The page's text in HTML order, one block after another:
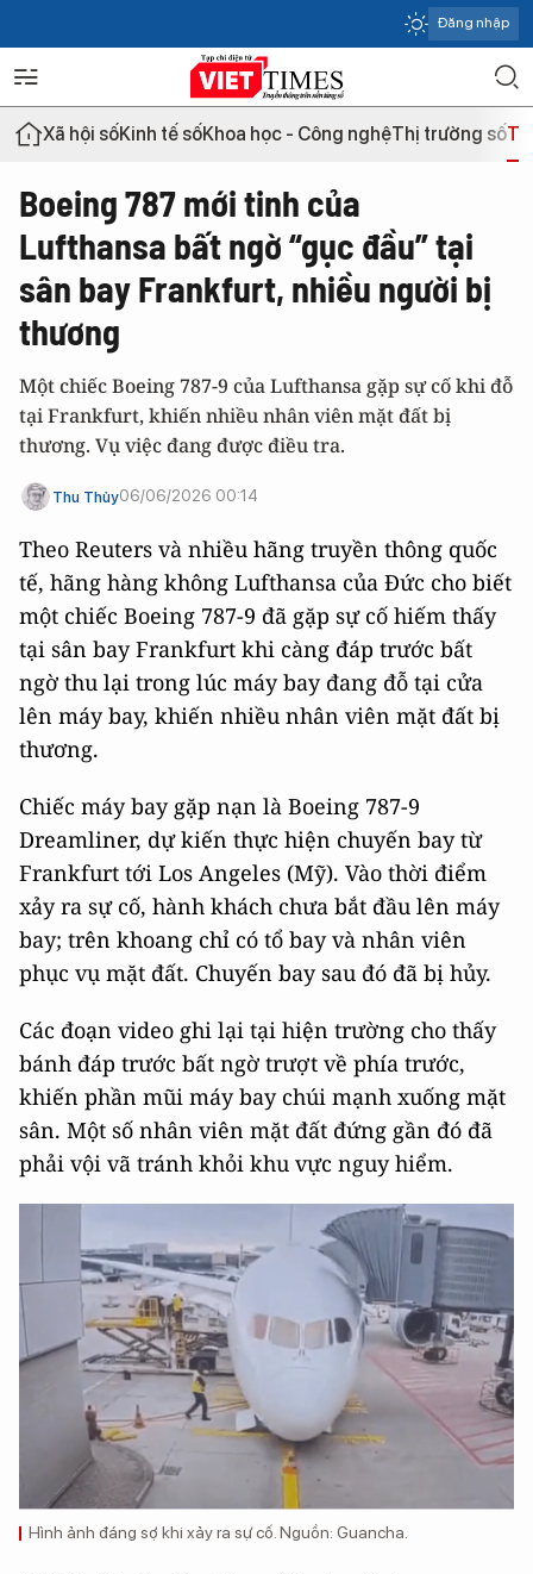
Đăng nhập
Xã hội sốKinh tế sốKhoa học - Công nghệThị trường số
Boeing 787 mới tinh của
Lufthansa bất ngờ “gục đầu” tại
sân bay Frankfurt, nhiều người bị
thương
Một chiếc Boeing 787-9 của Lufthansa gặp sự cố khi đỗ
tại Frankfurt, khiến nhiều nhân viên mặt đất bị
thương. Vụ việc đang được điều tra.
Thu Thủy06/06/2026 00:14
Theo Reuters và nhiều hãng truyền thông quốc
tế, hãng hàng không Lufthansa của Đức cho biết
một chiếc Boeing 787-9 đã gặp sự cố hiếm thấy
tại sân bay Frankfurt khi càng đáp trước bất
ngờ thu lại trong lúc máy bay đang đỗ tại cửa
lên máy bay, khiến nhiều nhân viên mặt đất bị
thương.
Chiếc máy bay gặp nạn là Boeing 787-9
Dreamliner, dự kiến thực hiện chuyến bay từ
Frankfurt tới Los Angeles (Mỹ). Vào thời điểm
xảy ra sự cố, hành khách chưa bắt đầu lên máy
bay; trên khoang chỉ có tổ bay và nhân viên
phục vụ mặt đất. Chuyến bay sau đó đã bị hủy.
Các đoạn video ghi lại tại hiện trường cho thấy
bánh đáp trước bất ngờ trượt về phía trước,
khiến phần mũi máy bay chúi mạnh xuống mặt
sân. Một số nhân viên mặt đất đứng gần đó đã
phải vội vã tránh khỏi khu vực nguy hiểm.
Hình ảnh đáng sợ khi xảy ra sự cố. Nguồn: Guancha.